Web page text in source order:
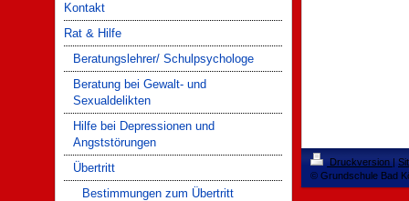
Kontakt
Rat & Hilfe
Beratungslehrer/ Schulpsychologe
Beratung bei Gewalt- und
Sexualdelikten
Hilfe bei Depressionen und
Angststörungen
Übertritt
Bestimmungen zum Übertritt
Druckversion |
© Grundschule Bad